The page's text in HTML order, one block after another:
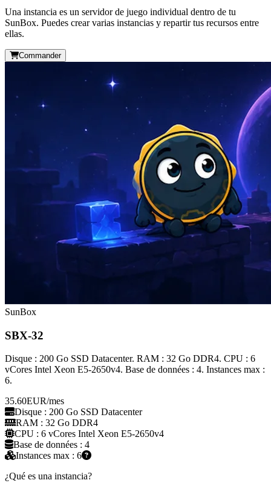
Una instancia es un servidor de juego individual dentro de tu
SunBox. Puedes crear varias instancias y repartir tus recursos entre
ellas.
Commander
SunBox
SBX-32
Disque : 200 Go SSD Datacenter. RAM : 32 Go DDR4. CPU : 6
vCores Intel Xeon E5-2650v4. Base de données : 4. Instances max :
6.
35.60EUR/mes
Disque : 200 Go SSD Datacenter
RAM : 32 Go DDR4
CPU : 6 vCores Intel Xeon E5-2650v4
Base de données : 4
Instances max : 6
¿Qué es una instancia?